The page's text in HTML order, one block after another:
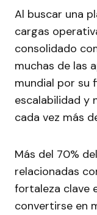
Al buscar una
cargas
consolidado
muchas de las
mundial por su
escalabilidad y
cada vez más
Más del 70%
relacionadas
fortaleza clave
convertirse en